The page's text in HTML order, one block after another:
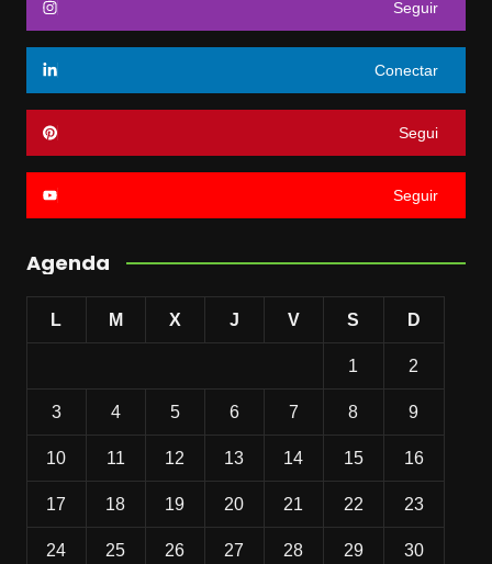
Seguir
Conectar
Segui
Seguir
Agenda
L M X J V S D
1 2
3 4 5 6 7 8 9
10 11 12 13 14 15 16
17 18 19 20 21 22 23
24 25 26 27 28 29 30